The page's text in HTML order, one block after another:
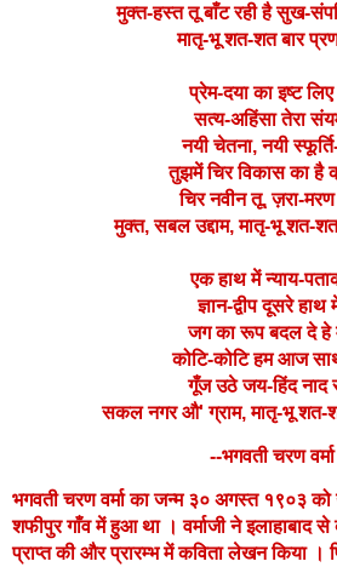
मुक्त-हस्त तू बाँट रही है सुख-
मातृ-भू शत-शत बार
प्रेम-दया का इष्ट
सत्य-अहिंसा तेरा
नयी चेतना, नयी
तुझमें चिर विकास का है
चिर नवीन तू, ज़रा-
मुक्त, सबल उद्दाम, मातृ-भू शत-शत
एक हाथ में न्याय-
ज्ञान-द्वीप दूसरे हाथ
जग का रूप बदल दे हे
कोटि-कोटि हम आज
गूँज उठे जय-हिंद नाद
सकल नगर औ' ग्राम, मातृ-भू शत-
--भगवती चरण वर्मा
भगवती चरण वर्माका जन्म ३० अगस्त १९०३ को
शफीपुर गाँव में हुआ था । वर्माजी ने इलाहाबाद से
प्राप्त की और प्रारम्भ में कविता लेखन किया ।